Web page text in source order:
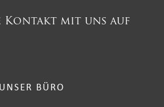
Kontakt mit uns auf
UNSER BÜRO